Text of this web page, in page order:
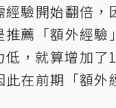
經驗開始翻倍，
薦「額外經驗
低，就算增加了
在前期「額外